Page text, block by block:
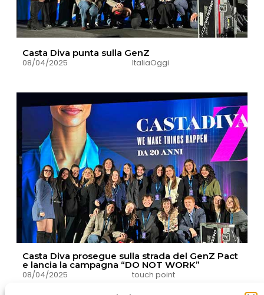
Casta Diva punta sulla GenZ
08/04/2025
ItaliaOggi
Casta Diva prosegue sulla strada del GenZ Pact
e lancia la campagna “DO NOT WORK”
08/04/2025
touch point